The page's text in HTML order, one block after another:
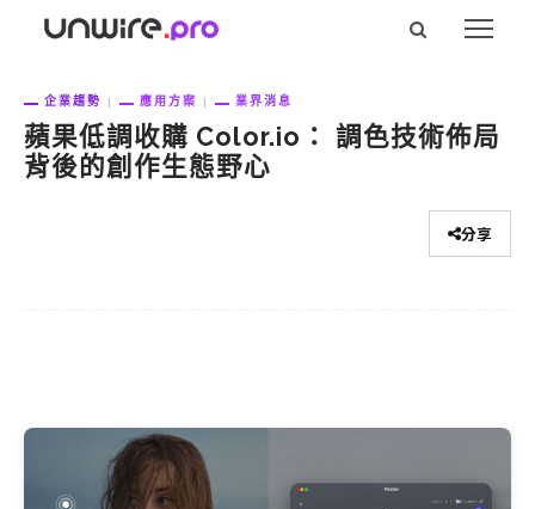
企業趨勢 應用方案 業界消息
蘋果低調收購 Color.io： 調色技術佈局
背後的創作生態野心
分享